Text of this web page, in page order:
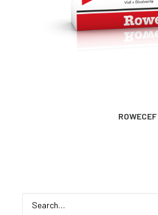
MÁSROWECEF